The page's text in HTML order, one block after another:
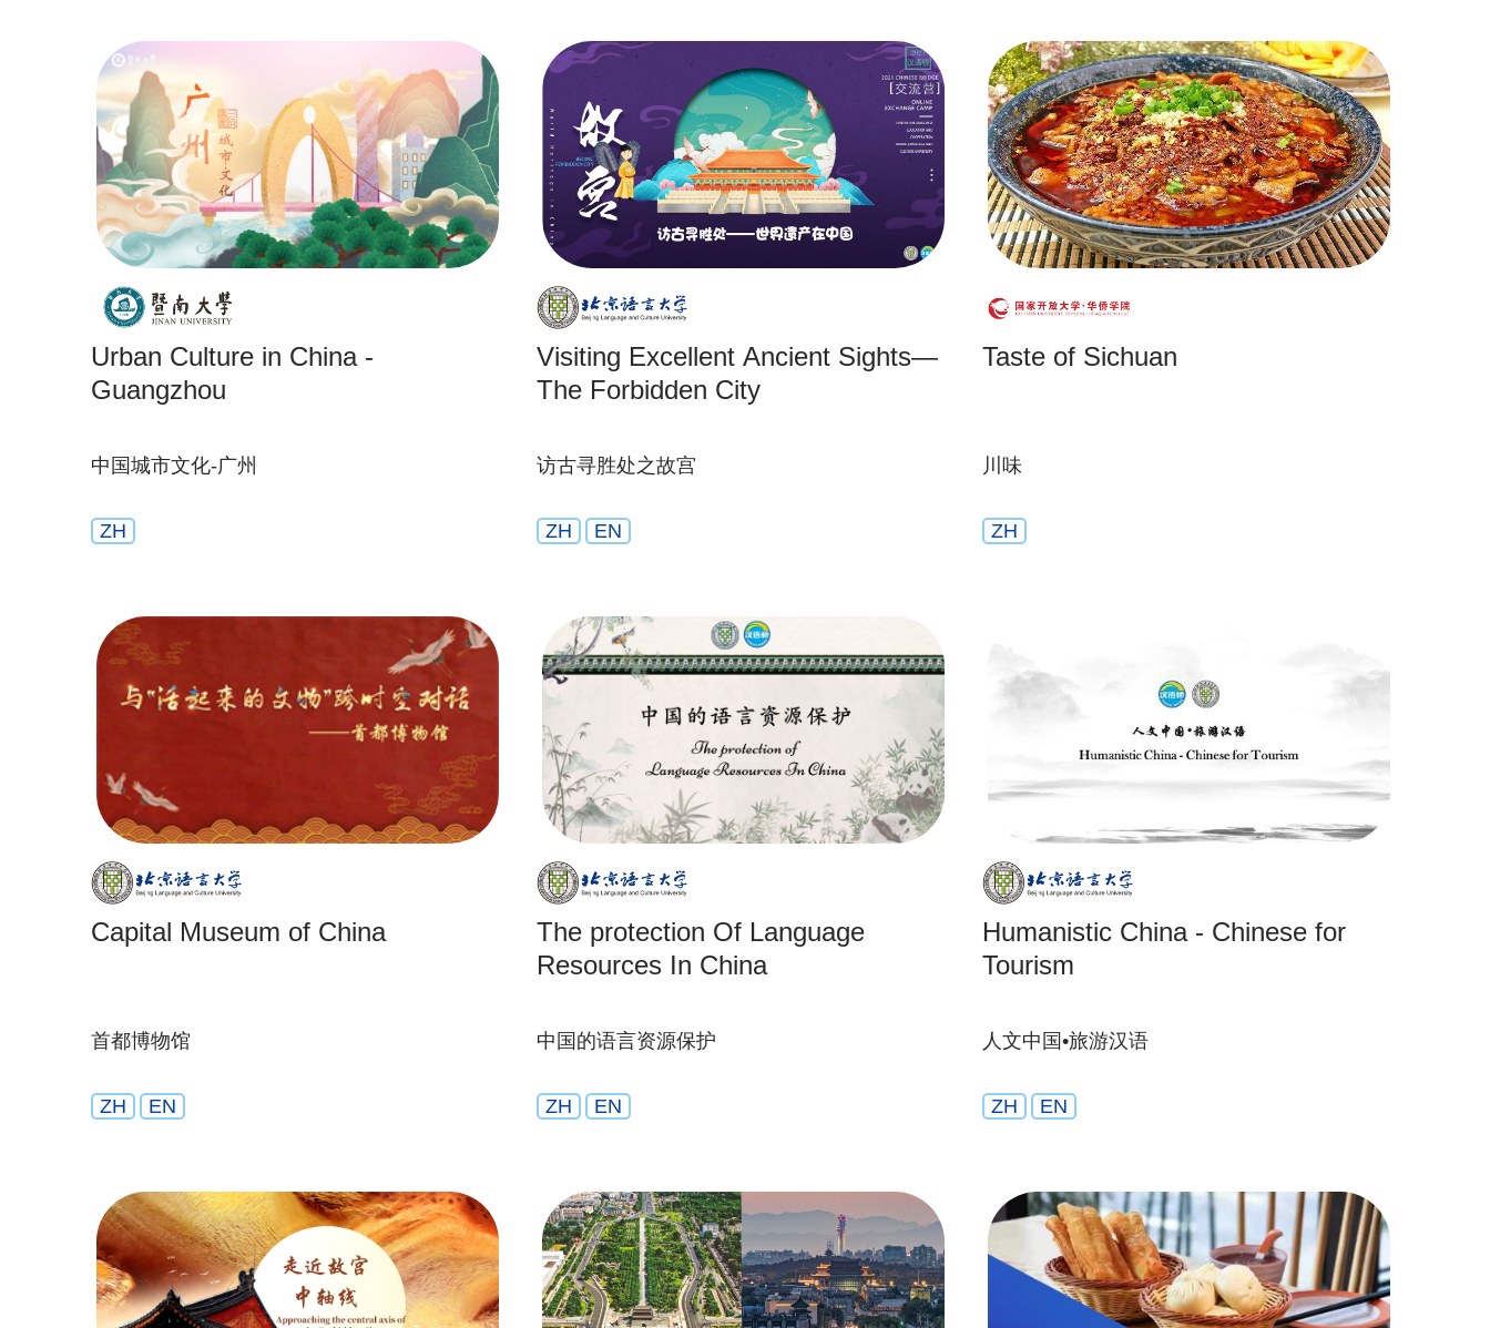
Urban Culture in China -
Guangzhou
中国城市文化-广州
ZH
Visiting Excellent Ancient Sights—
The Forbidden City
访古寻胜处之故宫
ZH EN
Taste of Sichuan
川味
ZH
Capital Museum of China
首都博物馆
ZH EN
The protection Of Language
Resources In China
中国的语言资源保护
ZH EN
Humanistic China - Chinese for
Tourism
人文中国•旅游汉语
ZH EN